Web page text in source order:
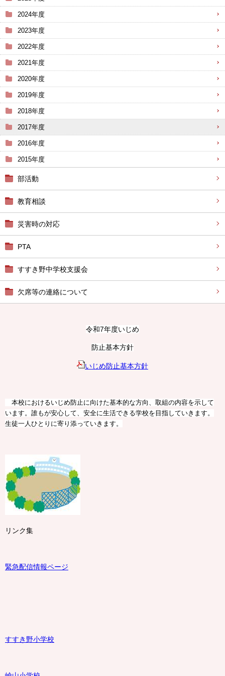
2024年度
2023年度
2022年度
2021年度
2020年度
2019年度
2018年度
2017年度
2016年度
2015年度
部活動
教育相談
災害時の対応
PTA
すすき野中学校支援会
欠席等の連絡について
令和7年度いじめ
防止基本方針
いじめ防止基本方針
本校におけるいじめ防止に向けた基本的な方向、取組の内容を示して
います。誰もが安心して、安全に生活できる学校を目指していきます。
生徒一人ひとりに寄り添っていきます。
リンク集
緊急配信情報ページ
すすき野小学校